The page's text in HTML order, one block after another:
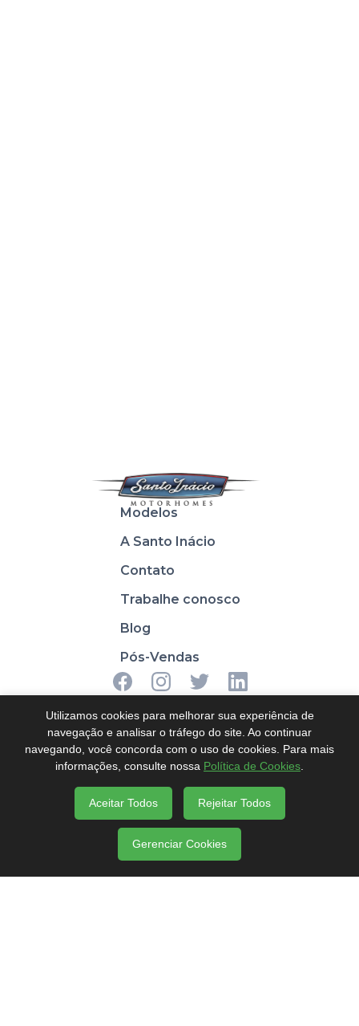
Utilizamos cookies para melhorar sua experiência de
navegação e analisar o tráfego do site. Ao continuar
navegando, você concorda com o uso de cookies. Para mais
informações, consulte nossa Política de Cookies
Aceitar Todos Rejeitar Todos
Gerenciar Cookies
Modelos
A Santo Inácio
Contato
Trabalhe conosco
Blog
Pós-Vendas
Motorhomes
Termos Privacidade Cookies